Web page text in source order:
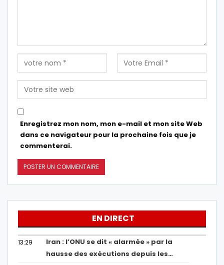
Enregistrez mon nom, mon e-mail et mon site Web
dans ce navigateur pour la prochaine fois que je
commenterai.
EN DIRECT
13:29
Iran : l’ONU se dit « alarmée » par la
hausse des exécutions depuis les…